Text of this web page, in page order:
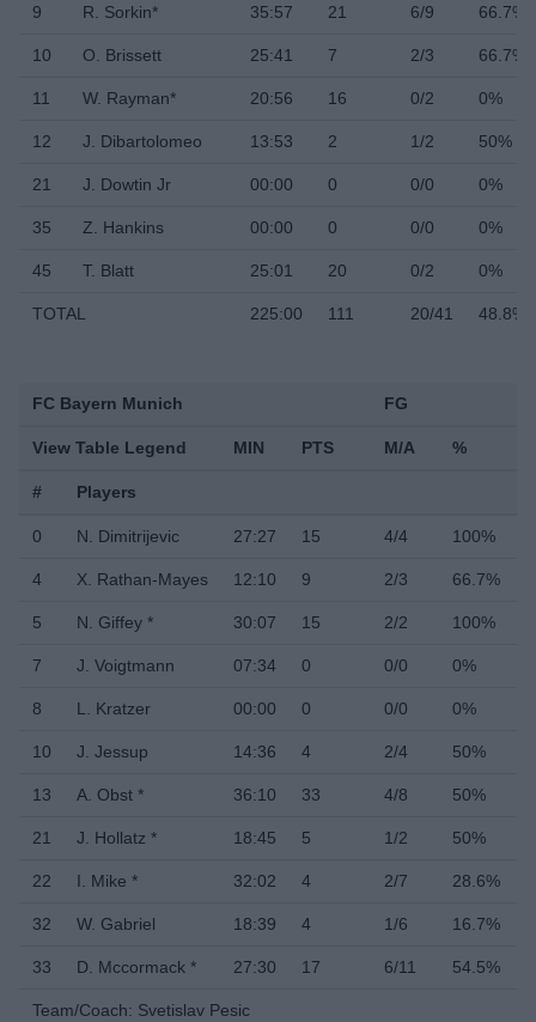
9 R. Sorkin* 35:57 21 6/9 66.7%
10 O. Brissett 25:41 7 2/3 66.7%
11 W. Rayman* 20:56 16 0/2 0%
12 J. Dibartolomeo 13:53 2 1/2 50%
21 J. Dowtin Jr 00:00 0 0/0 0%
35 Z. Hankins 00:00 0 0/0 0%
45 T. Blatt 25:01 20 0/2 0%
TOTAL 225:00 111 20/41 48.8%
FC Bayern Munich FG
View Table Legend MIN PTS M/A %
# Players
0 N. Dimitrijevic 27:27 15 4/4 100%
4 X. Rathan-Mayes 12:10 9 2/3 66.7%
5 N. Giffey * 30:07 15 2/2 100%
7 J. Voigtmann 07:34 0 0/0 0%
8 L. Kratzer 00:00 0 0/0 0%
10 J. Jessup 14:36 4 2/4 50%
13 A. Obst * 36:10 33 4/8 50%
21 J. Hollatz * 18:45 5 1/2 50%
22 I. Mike * 32:02 4 2/7 28.6%
32 W. Gabriel 18:39 4 1/6 16.7%
33 D. Mccormack * 27:30 17 6/11 54.5%
Team/Coach: Svetislav Pesic